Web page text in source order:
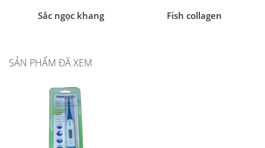
Sắc ngọc khang Fish collagen
SẢN PHẨM ĐÃ XEM